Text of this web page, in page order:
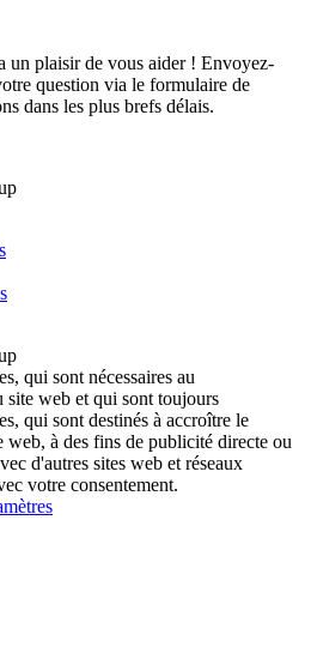
un plaisir de vous aider ! Envoyez-
question via le formulaire de
dans les plus brefs délais.
qui sont nécessaires au
web et qui sont toujours
qui sont destinés à accroître le
à des fins de publicité directe ou
d'autres sites web et réseaux
votre consentement.